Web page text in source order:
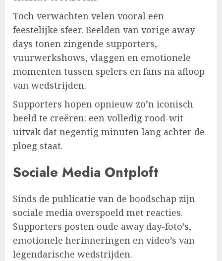
Toch verwachten velen vooral een
feestelijke sfeer. Beelden van vorige away
days tonen zingende supporters,
vuurwerkshows, vlaggen en emotionele
momenten tussen spelers en fans na afloop
van wedstrijden.
Supporters hopen opnieuw zo’n iconisch
beeld te creëren: een volledig rood-wit
uitvak dat negentig minuten lang achter de
ploeg staat.
Sociale Media Ontploft
Sinds de publicatie van de boodschap zijn
sociale media overspoeld met reacties.
Supporters posten oude away day-foto’s,
emotionele herinneringen en video’s van
legendarische wedstrijden.